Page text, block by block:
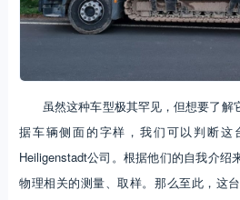
虽然这种车型极其罕见，但想要了解
据车辆侧面的字样，我们可以判断这
Heiligenstadt公司。根据他们的自我介绍
物理相关的测量、取样。那么至此，这